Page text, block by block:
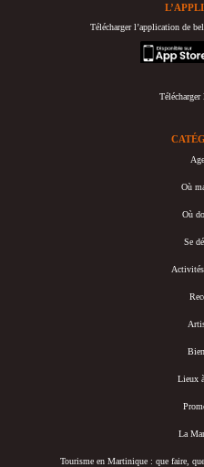
Télécharger l’application de
appstore
Où
Où
Se
Lieux
La
Tourisme en Martinique : que faire,